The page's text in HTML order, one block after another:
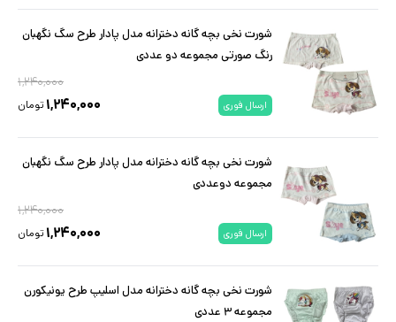
شورت نخی بچه گانه دخترانه مدل پادار طرح سگ نگهبان
رنگ صورتی مجموعه دو عددی
۱,۲۴۰,۰۰۰
ارسال فوری ۱,۲۴۰,۰۰۰ تومان
شورت نخی بچه گانه دخترانه مدل پادار طرح سگ نگهبان
مجموعه دوعددی
۱,۲۴۰,۰۰۰
ارسال فوری ۱,۲۴۰,۰۰۰ تومان
شورت نخی بچه گانه دخترانه مدل اسلیپ طرح یونیکورن
مجموعه ۳ عددی